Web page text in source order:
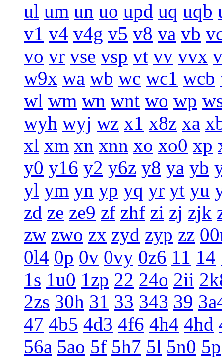
ul um un uo upd uq uqb
v1 v4 v4g v5 v8 va vb
vo vr vse vsp vt vv vvx
w9x wa wb wc wc1 wcb
wl wm wn wnt wo wp
wyh wyj wz x1 x8z xa
xl xm xn xnn xo xo0 xp
y0 y16 y2 y6z y8 ya yb
yl ym yn yp yq yr yt yu
zd ze ze9 zf zhf zi zj zjk
zw zwo zx zyd zyp zz
0l4 0p 0v 0vy 0z6 11 14
1s 1u0 1zp 22 24o 2ii
2zs 30h 31 33 343 39
47 4b5 4d3 4f6 4h4 4hd
56a 5ao 5f 5h7 5l 5n0 5p